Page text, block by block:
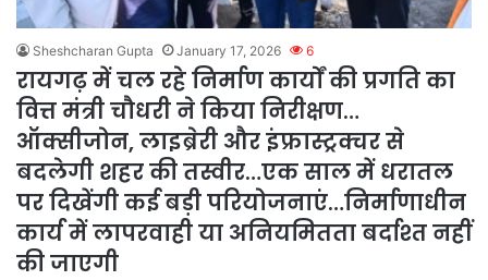
Sheshcharan Gupta January 17, 2026 6
रायगढ़ में चल रहे निर्माण कार्यों की प्रगति का
वित्त मंत्री चौधरी ने किया निरीक्षण…
ऑक्सीजोन, लाइब्रेरी और इंफ्रास्ट्रक्चर से
बदलेगी शहर की तस्वीर…एक साल में धरातल
पर दिखेंगी कई बड़ी परियोजनाएं…निर्माणाधीन
कार्य में लापरवाही या अनियमितता बर्दाश्त नहीं
की जाएगी